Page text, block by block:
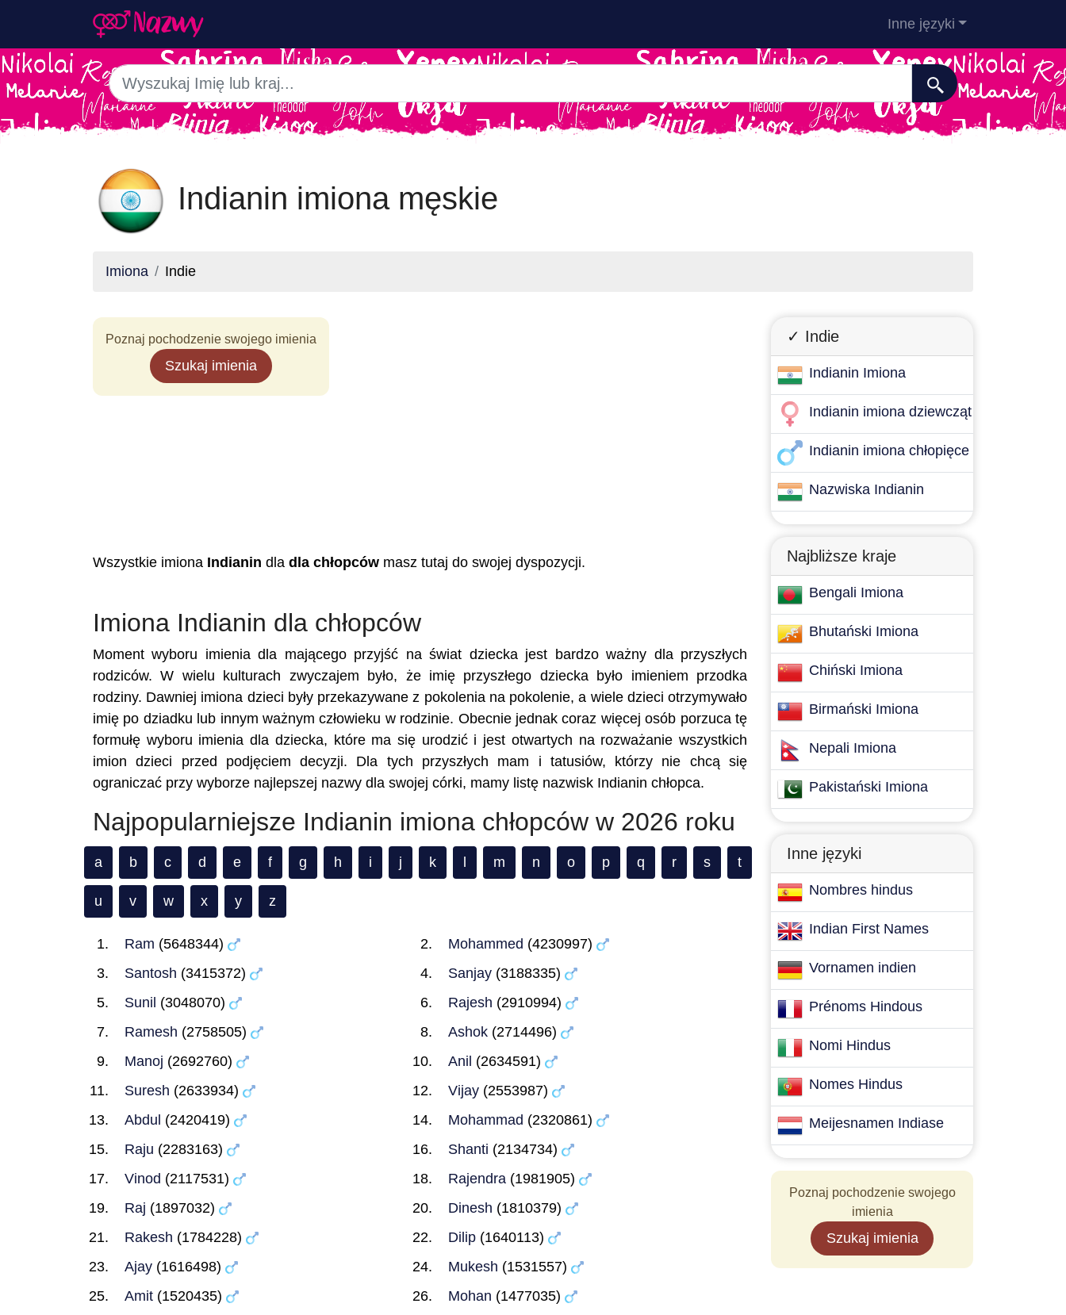
Inne języki
Indianin imiona męskie
Imiona Indie
Poznaj pochodzenie swojego imienia
Szukaj imienia
Wszystkie imiona Indianin dla dla chłopców masz tutaj do swojej dyspozycji.
Imiona Indianin dla chłopców
Moment wyboru imienia dla mającego przyjść na świat dziecka jest bardzo ważny dla przyszłych
rodziców. W wielu kulturach zwyczajem było, że imię przyszłego dziecka było imieniem przodka
rodziny. Dawniej imiona dzieci były przekazywane z pokolenia na pokolenie, a wiele dzieci otrzymywało
imię po dziadku lub innym ważnym człowieku w rodzinie. Obecnie jednak coraz więcej osób porzuca tę
formułę wyboru imienia dla dziecka, które ma się urodzić i jest otwartych na rozważanie wszystkich
imion dzieci przed podjęciem decyzji. Dla tych przyszłych mam i tatusiów, którzy nie chcą się
ograniczać przy wyborze najlepszej nazwy dla swojej córki, mamy listę nazwisk Indianin chłopca.
Najpopularniejsze Indianin imiona chłopców w 2026 roku
a b c d e f g h i j k m n o p q r s t
u v w x y z
Ram (5648344) Mohammed (4230997)
Santosh (3415372) Sanjay(3188335)
Sunil (3048070) Rajesh (2910994)
Ramesh (2758505) Ashok(2714496)
Manoj (2692760) Anil (2634591)
Suresh (2633934) Vijay(2553987)
Abdul (2420419) Mohammad (2320861)
Raju (2283163) Shanti (2134734)
Vinod (2117531) Rajendra(1981905)
Raj (1897032) Dinesh (1810379)
Rakesh (1784228) Dilip(1640113)
Ajay (1616498) Mukesh (1531557)
Amit (1520435) Mohan (1477035)
✓ Indie
Indianin Imiona
Indianin imiona dziewcząt
Indianin imiona chłopięce
Nazwiska Indianin
Najbliższe kraje
Bengali Imiona
Bhutański Imiona
Chiński Imiona
Birmański Imiona
Nepali Imiona
Pakistański Imiona
Inne języki
Nombres hindus
Indian First Names
Vornamen indien
Prénoms Hindous
Nomi Hindus
Nomes Hindus
Meijesnamen Indiase
Poznaj pochodzenie swojego
imienia
Szukaj imienia